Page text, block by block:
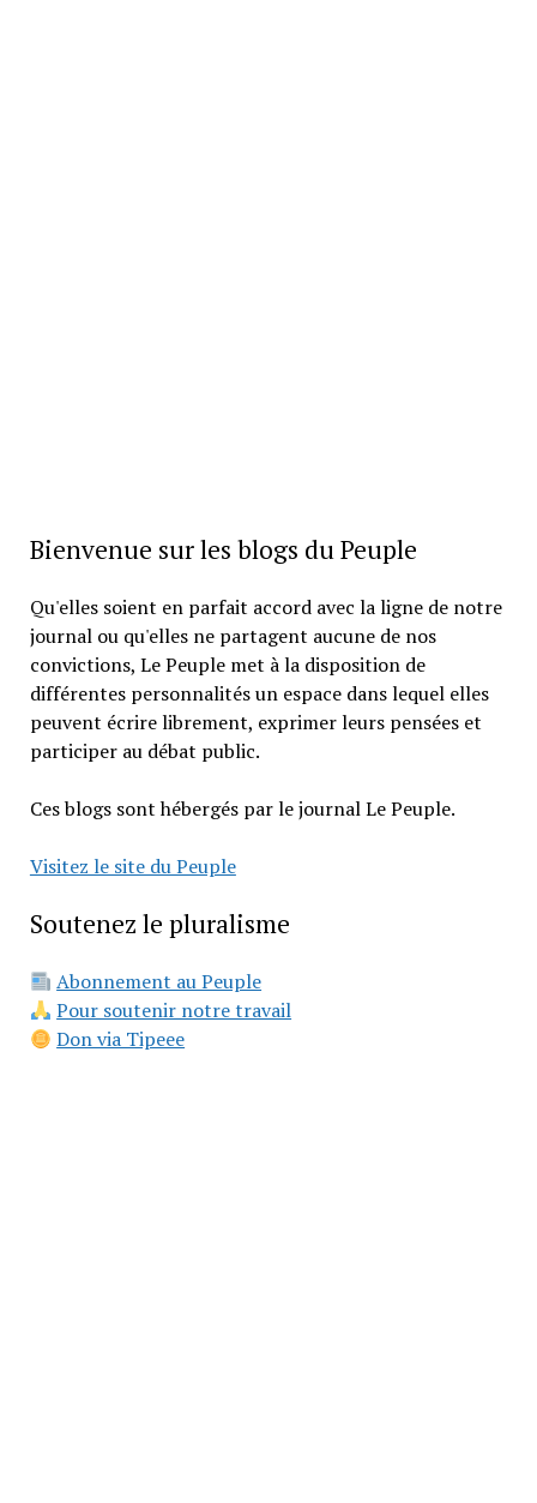
Bienvenue sur les blogs du Peuple
Qu'elles soient en parfait accord avec la ligne de notre
journal ou qu'elles ne partagent aucune de nos
convictions, Le Peuple met à la disposition de
différentes personnalités un espace dans lequel elles
peuvent écrire librement, exprimer leurs pensées et
participer au débat public.
Ces blogs sont hébergés par le journal Le Peuple.
Visitez le site du Peuple
Soutenez le pluralisme
Abonnement au Peuple
Pour soutenir notre travail
Don via Tipeee